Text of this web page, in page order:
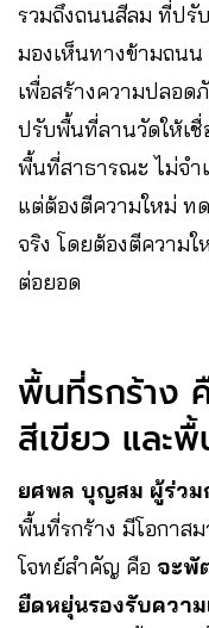
รวมถึงถนนสีลม ที่ปรั
มองเห็นทางข้ามถนน
เพื่อสร้างความปลอด
ปรับพื้นที่ลานวัดให้เ
พื้นที่สาธารณะ ไม่จำ
แต่ต้องตีความใหม่ ท
จริง โดยต้องตีความ
ต่อยอด
พื้นที่รกร้าง
สีเขียว และ
ยศพล บุญสม ผู้ร่วม
พื้นที่รกร้าง มีโอกาส
โจทย์สำคัญ คือ จะพั
ยืดหยุ่นรองรับความ